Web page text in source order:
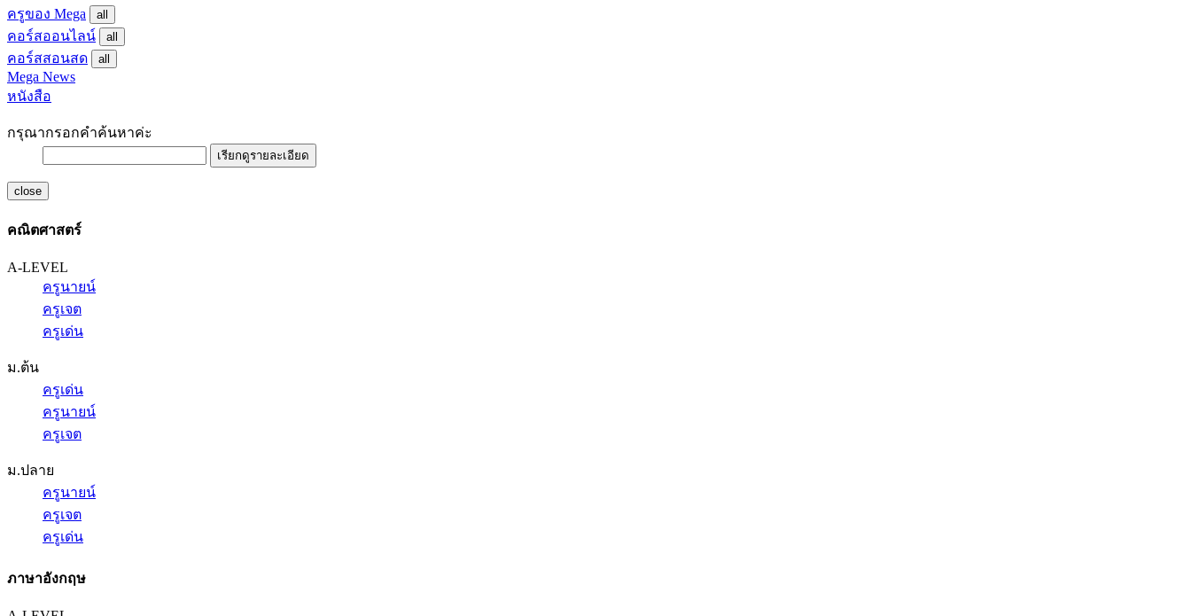
ครูของ Mega
all
คอร์สออนไลน์ all
คอร์สสอนสด all
Mega News
หนังสือ
กรุณากรอกคำค้นหาค่ะ
เรียกดูรายละเอียด
close
คณิตศาสตร์
A-LEVEL
ครูนายน์
ครูเจต
ครูเด่น
ม.ต้น
ครูเด่น
ครูนายน์
ครูเจต
ม.ปลาย
ครูนายน์
ครูเจต
ครูเด่น
ภาษาอังกฤษ